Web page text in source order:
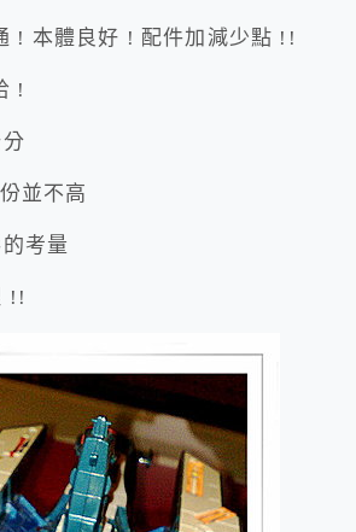
! 本體良好 ! 配件加減少點 !!
!
並不高
考量
!!